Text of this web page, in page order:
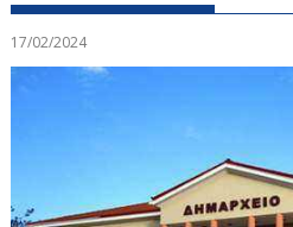
17/02/2024